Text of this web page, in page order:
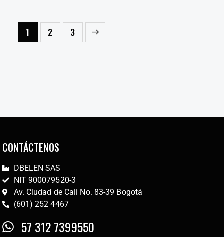
1 2 3
→
CONTÁCTENOS
DBELEN SAS
NIT 900079520-3
Av. Ciudad de Cali No. 83-39 Bogotá
(601) 252 4467
57 312 7399550